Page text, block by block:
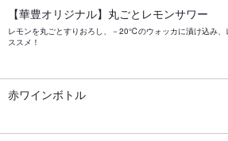
【華豊オリジナル】丸ごとレモンサワー
レモンを丸ごとすりおろし、－20℃のウォッカに漬け込み
ススメ！
赤ワインボトル